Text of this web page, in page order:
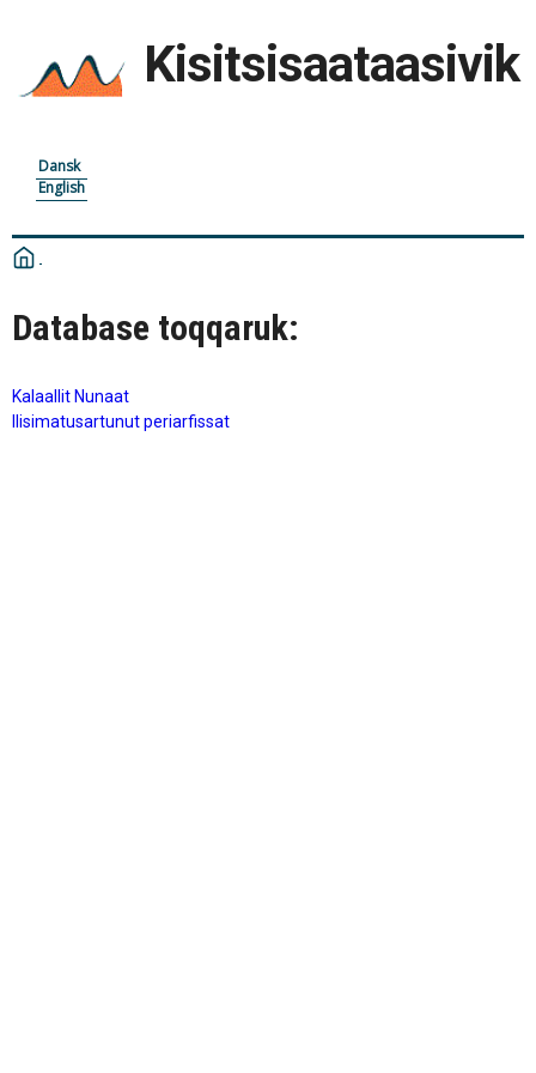
Kisitsisaataasivik
Dansk
English
Database toqqaruk:
Kalaallit Nunaat
Ilisimatusartunut periarfissat